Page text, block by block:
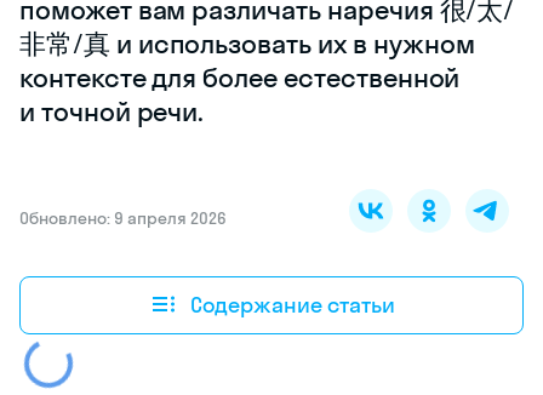
поможет вам различать наречия 很/太/
非常/真 и использовать их в нужном
контексте для более естественной
и точной речи.
Обновлено: 9 апреля 2026
Содержание статьи